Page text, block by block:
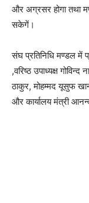
और अग्रसर होगा तथा
सकेगें।
संघ प्रतिनिधि मण्डल में
,वरिष्ठ उपाध्यक्ष
ठाकुर, मोहम्मद यूसुफ
और कार्यालय मंत्री